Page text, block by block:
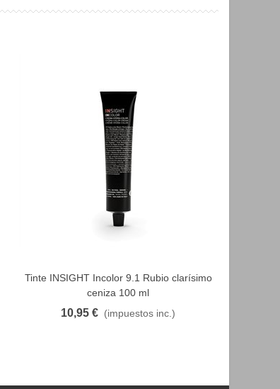
FAVORITO
Tinte INSIGHT Incolor 9.1 Rubio clarísimo
ceniza 100 ml
10,95 € (impuestos inc.)